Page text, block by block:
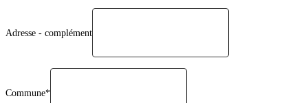
Adresse - complément
Commune*